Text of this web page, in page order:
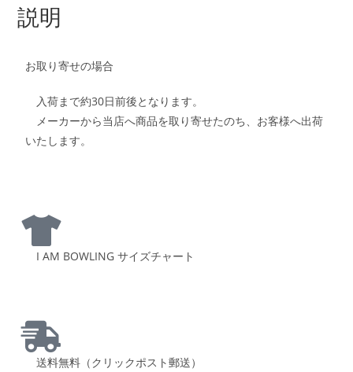
説明
お取り寄せの場合
入荷まで約30日前後となります。
メーカーから当店へ商品を取り寄せたのち、お客様へ出荷
いたします。
I AM BOWLING サイズチャート
送料無料（クリックポスト郵送）